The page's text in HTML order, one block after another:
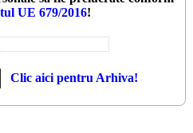
UE 679/2016!
Clic aici pentru Arhiva!